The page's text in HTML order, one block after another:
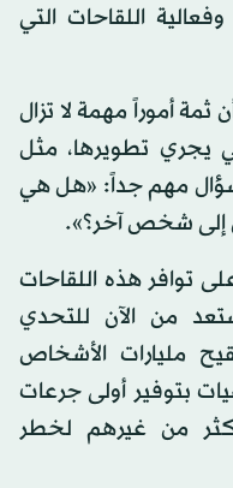
اللقاحات التي
ثمة أموراً مهمة لا تزال
يجري تطويرها، مثل
سؤال مهم جداً: «هل هي
إلى شخص آخر؟».
توافر هذه اللقاحات
من الآن للتحدي
مليارات الأشخاص
بتوفير أولى جرعات
من غيرهم لخطر